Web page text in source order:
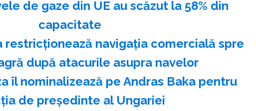
de gaze din UE au scăzut la 58% din
capacitate
restricţionează navigaţia comercială spre
după atacurile asupra navelor
îl nominalizează pe Andras Baka pentru
de preşedinte al Ungariei